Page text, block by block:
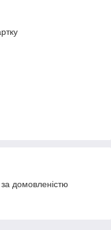
домовленістю